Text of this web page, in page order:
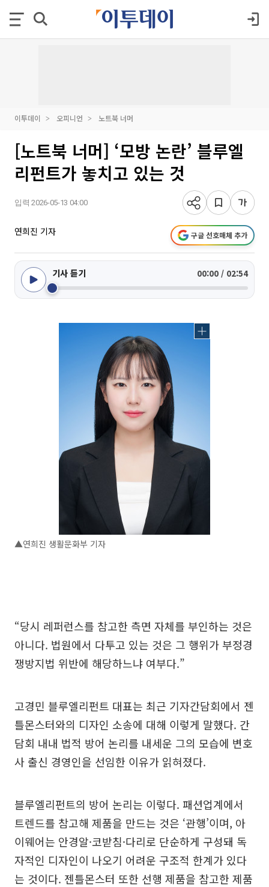
이투데이 오피니언 노트북 너머
[노트북 너머] ‘모방 논란’ 블루엘
리펀트가 놓치고 있는 것
입력 2026-05-13 04:00
연희진 기자 구글 선호매체 추가
기사 듣기 00:00 / 02:54
▲연희진 생활문화부 기자
“당시 레퍼런스를 참고한 측면 자체를 부인하는 것은
아니다. 법원에서 다투고 있는 것은 그 행위가 부정경
쟁방지법 위반에 해당하느냐 여부다.”
고경민 블루엘리펀트 대표는 최근 기자간담회에서 젠
틀몬스터와의 디자인 소송에 대해 이렇게 말했다. 간
담회 내내 법적 방어 논리를 내세운 그의 모습에 변호
사 출신 경영인을 선임한 이유가 읽혀졌다.
블루엘리펀트의 방어 논리는 이렇다. 패션업계에서
트렌드를 참고해 제품을 만드는 것은 ‘관행’이며, 아
이웨어는 안경알·코받침·다리로 단순하게 구성돼 독
자적인 디자인이 나오기 어려운 구조적 한계가 있다
는 것이다. 젠틀몬스터 또한 선행 제품을 참고한 제품